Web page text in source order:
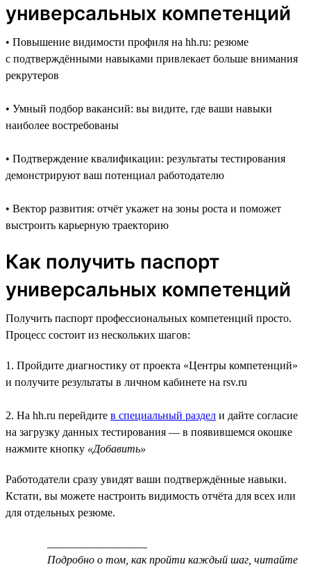
универсальных компетенций
• Повышение видимости профиля на hh.ru: резюме
с подтверждёнными навыками привлекает больше внимания
рекрутеров
• Умный подбор вакансий: вы видите, где ваши навыки
наиболее востребованы
• Подтверждение квалификации: результаты тестирования
демонстрируют ваш потенциал работодателю
• Вектор развития: отчёт укажет на зоны роста и поможет
выстроить карьерную траекторию
Как получить паспорт
универсальных компетенций
Получить паспорт профессиональных компетенций просто.
Процесс состоит из нескольких шагов:
1. Пройдите диагностику от проекта «Центры компетенций»
и получите результаты в личном кабинете на rsv.ru
2. На hh.ru перейдите в специальный раздел и дайте согласие
на загрузку данных тестирования — в появившемся окошке
нажмите кнопку «Добавить»
Работодатели сразу увидят ваши подтверждённые навыки.
Кстати, вы можете настроить видимость отчёта для всех или
для отдельных резюме.
Подробно о том, как пройти каждый шаг, читайте